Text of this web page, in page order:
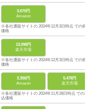
3,670円
Amazon
※各社通販サイトの 2024年12月3日時点 での税
価格
13,098円
楽天市場
※各社通販サイトの 2024年12月3日時点 での税
価格
3,356円
Amazon
5,478円
楽天市場
※各社通販サイトの 2024年11月28日時点 での税
込価格